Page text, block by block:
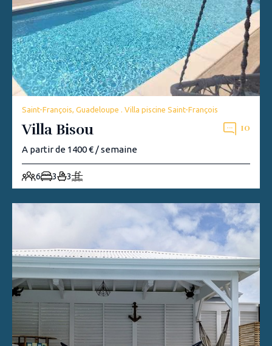
Saint-François, Guadeloupe . Villa piscine Saint-François
Villa Bisou 10
A partir de 1400 € / semaine
6 3 3